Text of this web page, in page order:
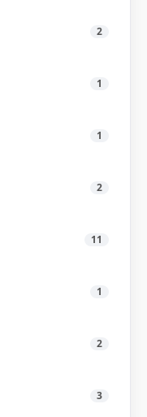
2
1
1
2
11
1
2
3